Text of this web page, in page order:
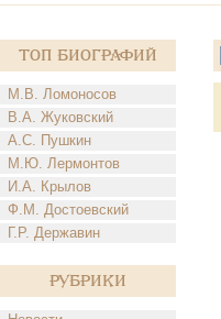
Топ Биографий
М.В. Ломоносов
В.А. Жуковский
А.С. Пушкин
М.Ю. Лермонтов
И.А. Крылов
Ф.М. Достоевский
Г.Р. Державин
Рубрики